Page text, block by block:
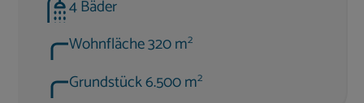
4 Bäder
Wohnfläche 320 m2
Grundstück 6.500 m2